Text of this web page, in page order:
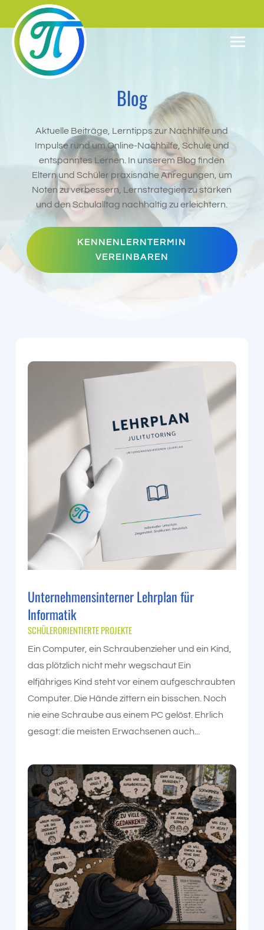
Blog
Aktuelle Beiträge, Lerntipps zur Nachhilfe und
Impulse rund um Online-Nachhilfe, Schule und
entspanntes Lernen. In unserem Blog finden
Eltern und Schüler praxisnahe Anregungen, um
Noten zu verbessern, Lernstrategien zu stärken
und den Schulalltag nachhaltig zu erleichtern.
KENNENLERNTERMIN
VEREINBAREN
Unternehmensinterner Lehrplan für
Informatik
SCHÜLERORIENTIERTE PROJEKTE
Ein Computer, ein Schraubenzieher und ein Kind,
das plötzlich nicht mehr wegschaut Ein
elfjähriges Kind steht vor einem aufgeschraubten
Computer. Die Hände zittern ein bisschen. Noch
nie eine Schraube aus einem PC gelöst. Ehrlich
gesagt: die meisten Erwachsenen auch...